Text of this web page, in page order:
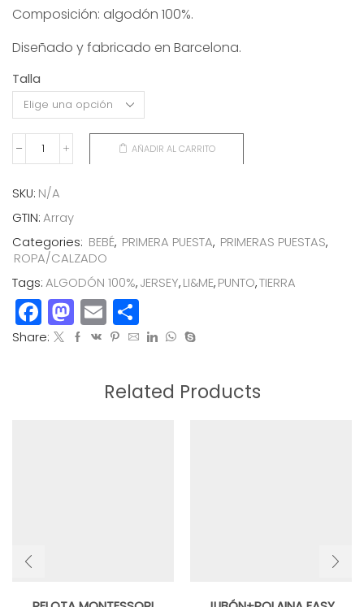
Composición: algodón 100%.
Diseñado y fabricado en Barcelona.
Talla
JERSEY
LISO
CLAY
cantidad
AÑADIR AL CARRITO
SKU: N/A
GTIN:Array
Categories: BEBÉ, PRIMERA PUESTA, PRIMERAS PUESTAS,
ROPA/CALZADO
Tags:ALGODÓN 100%,JERSEY,LI&ME,PUNTO,TIERRA
Facebook
Mastodon
Email
Share:
Related Products